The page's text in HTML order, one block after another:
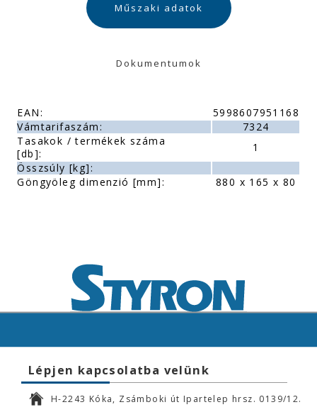
Műszaki adatok
Dokumentumok
EAN:
5998607951168
Vámtarifaszám:
7324
Tasakok / termékek száma
[db]:
1
Összsúly [kg]:
Göngyöleg dimenzió [mm]:
880 x 165 x 80
Lépjen kapcsolatba velünk
H-2243 Kóka, Zsámboki út Ipartelep hrsz. 0139/12.